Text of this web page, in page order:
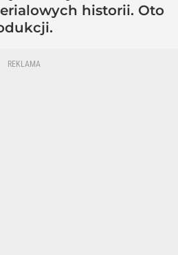
historii. Oto